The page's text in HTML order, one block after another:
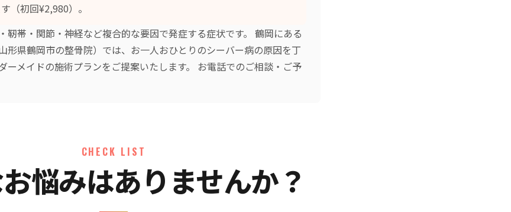
（初回¥2,980）。
靭帯・関節・神経など複合的な要因で発症する症状です。 鶴岡にある
形県鶴岡市の整骨院）では、お一人おひとりのシーバー病の原因を丁
ーメイドの施術プランをご提案いたします。 お電話でのご相談・ご予
CHECK LIST
悩みはありませんか？